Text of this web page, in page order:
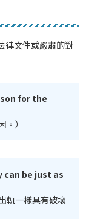
律文件或嚴肅的對
for the
）
be just as
軌一樣具有破壞